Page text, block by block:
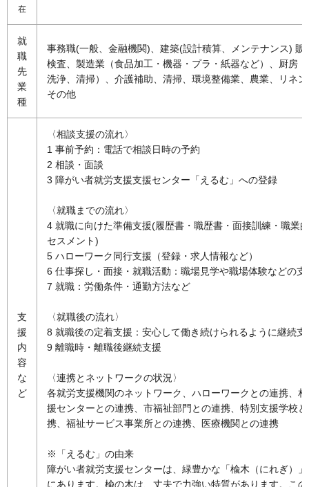
在
就
職
先
業
種
事務職(一般、金融機関)、建築(設計積算、メンテナンス) 販
検査、製造業（食品加工・機器・プラ・紙器など）、厨房
洗浄、清掃）、介護補助、清掃、環境整備業、農業、リネ
その他
支
援
内
容
な
ど
〈相談支援の流れ〉
1 事前予約：電話で相談日時の予約
2 相談・面談
3 障がい者就労支援支援センター「えるむ」への登録
〈就職までの流れ〉
4 就職に向けた準備支援(履歴書・職歴書・面接訓練・職業
セスメント)
5 ハローワーク同行支援（登録・求人情報など）
6 仕事探し・面接・就職活動：職場見学や職場体験などの支
7 就職：労働条件・通勤方法など
〈就職後の流れ〉
8 就職後の定着支援：安心して働き続けられるように継続支
9 離職時・離職後継続支援
〈連携とネットワークの状況〉
各就労支援機関のネットワーク、ハローワークとの連携、
援センターとの連携、市福祉部門との連携、特別支援学校
携、福祉サービス事業所との連携、医療機関との連携
※「えるむ」の由来
障がい者就労支援センターは、緑豊かな「楡木（にれぎ）
にあります。楡の木は、丈夫で力強い特質があります。こ